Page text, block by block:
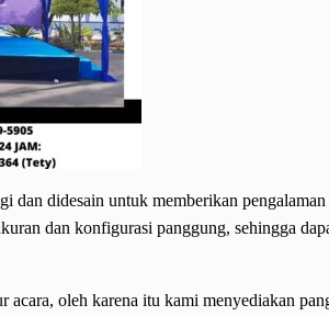
dan didesain untuk memberikan
dan konfigurasi panggung, sehingga
acara, oleh karena itu kami menyediakan